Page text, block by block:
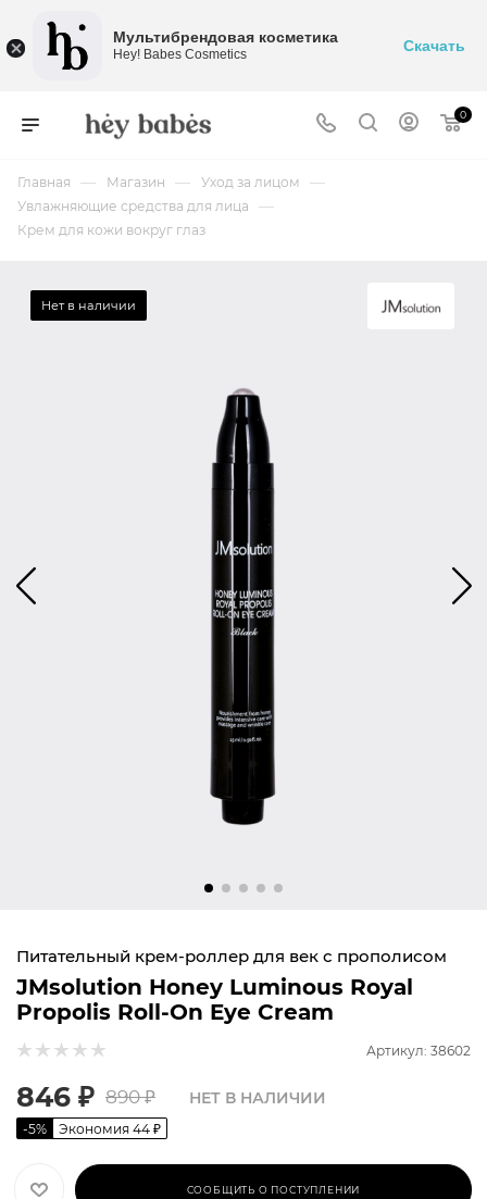
0
Главная — Магазин — Уход за лицом —
Увлажняющие средства для лица —
Крем для кожи вокруг глаз
Нет в наличии
Питательный крем-роллер для век с прополисом
JMsolution Honey Luminous Royal
Propolis Roll-On Eye Cream
Артикул: 38602
846 ₽ 890₽
-5% Экономия 44 ₽
НЕТ В НАЛИЧИИ
СООБЩИТЬ О ПОСТУПЛЕНИИ
Мультибрендовая косметика
Hey! Babes Cosmetics Скачать